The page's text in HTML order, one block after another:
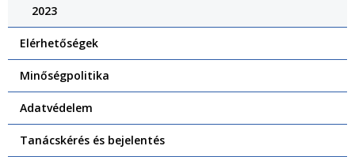
2023
Elérhetőségek
Minőségpolitika
Adatvédelem
Tanácskérés és bejelentés